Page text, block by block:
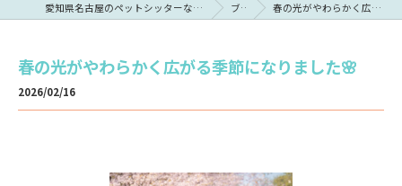
愛知県名古屋のペットシッターなら名古屋ペットシッターサービス ブログ 春の光がやわらかく広がる季節になりました🌸
春の光がやわらかく広がる季節になりました🌸
2026/02/16